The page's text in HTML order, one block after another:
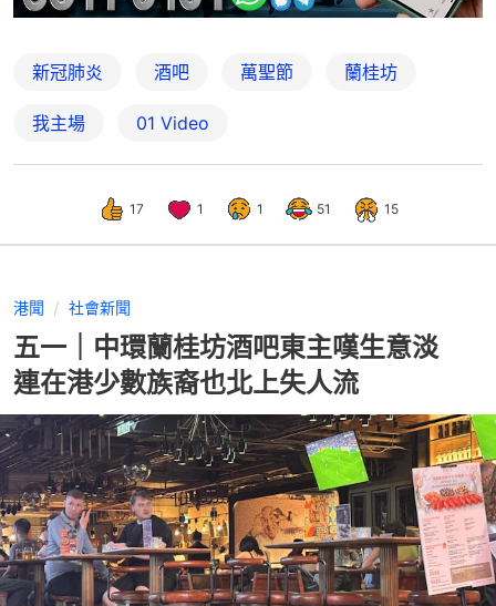
新冠肺炎 酒吧 萬聖節 蘭桂坊
我主場 01 Video
17 1 1 51 15
港聞 社會新聞
五一｜中環蘭桂坊酒吧東主嘆生意淡
連在港少數族裔也北上失人流